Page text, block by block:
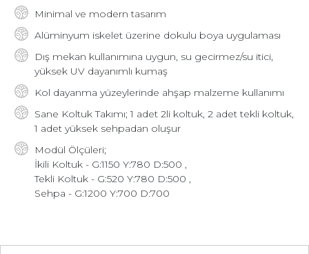
Minimal ve modern tasarım
Alüminyum iskelet üzerine dokulu boya uygulaması
Dış mekan kullanımına uygun, su gecirmez/su itici,
yüksek UV dayanımlı kumaş
Kol dayanma yüzeylerinde ahşap malzeme kullanımı
Sane Koltuk Takımı; 1 adet 2li koltuk, 2 adet tekli koltuk,
1 adet yüksek sehpadan oluşur
Modül Ölçüleri;
İkili Koltuk - G:1150 Y:780 D:500 ,
Tekli Koltuk - G:520 Y:780 D:500 ,
Sehpa - G:1200 Y:700 D:700